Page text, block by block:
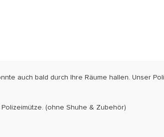
auch bald durch Ihre Räume hallen. Unser
(ohne Shuhe & Zubehör)